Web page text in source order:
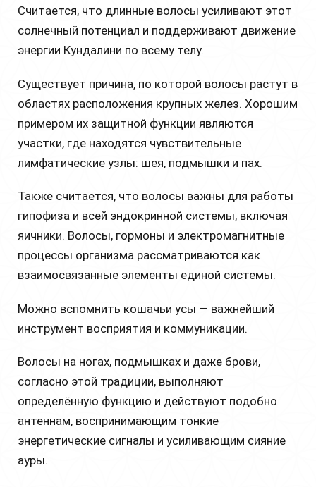
Считается, что длинные волосы усиливают этот
солнечный потенциал и поддерживают движение
энергии Кундалини по всему телу.
Существует причина, по которой волосы растут в
областях расположения крупных желез. Хорошим
примером их защитной функции являются
участки, где находятся чувствительные
лимфатические узлы: шея, подмышки и пах.
Также считается, что волосы важны для работы
гипофиза и всей эндокринной системы, включая
яичники. Волосы, гормоны и электромагнитные
процессы организма рассматриваются как
взаимосвязанные элементы единой системы.
Можно вспомнить кошачьи усы — важнейший
инструмент восприятия и коммуникации.
Волосы на ногах, подмышках и даже брови,
согласно этой традиции, выполняют
определённую функцию и действуют подобно
антеннам, воспринимающим тонкие
энергетические сигналы и усиливающим сияние
ауры.